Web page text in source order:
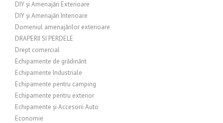
DIY și Amenajări Exterioare
DIY și Amenajări Interioare
Domeniul amenajărilor exterioare
DRAPERII SI PERDELE
Drept comercial
Echipamente de grădinărit
Echipamente Industriale
Echipamente pentru camping
Echipamente pentru exterior
Echipamente și Accesorii Auto
Economie